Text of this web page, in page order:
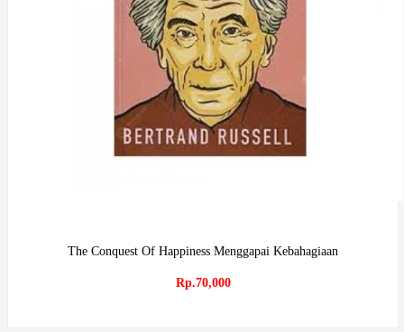
The Conquest Of Happiness Menggapai Kebahagiaan
Rp.70,000